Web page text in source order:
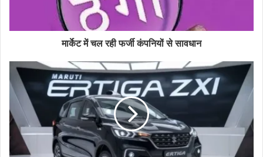
मार्केट में चल रही फर्जी कंपनियों से सावधान